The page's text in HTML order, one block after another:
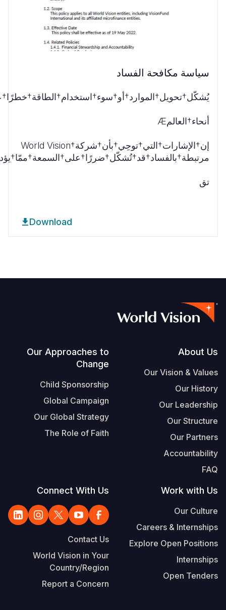
سياسة مكافحة الفساد
أنحاء†العالمÆ
إن†الإشارات†التي†توحِي†بأن†شركة†World Vision
تق
Download
Footer
About Us
Our Vision & Values
Our History
Our Leadership
Our Structure
Our Partners
Accountability
FAQ
Our Approaches to
Change
Child Sponsorship
Global Campaign
Our Global Strategy
The Role of Faith
Work with Us
Our Culture
Careers & Internships
Explore Open Positions
Internships
Open Tenders
Connect With Us
Contact Us
World Vision in Your
Country/Region
Report a Concern